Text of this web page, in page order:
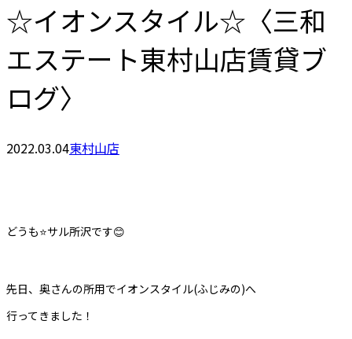
☆イオンスタイル☆〈三和
エステート東村山店賃貸ブ
ログ〉
2022.03.04東村山店
どうも⭐️サル所沢です😊
先日、奥さんの所用でイオンスタイル(ふじみの)へ
行ってきました！